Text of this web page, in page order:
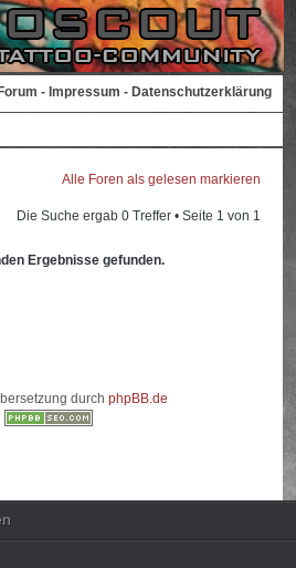
Forum - Impressum - Datenschutzerklärung
Alle Foren als gelesen markieren
Die Suche ergab 0 Treffer • Seite 1 von 1
Ergebnisse gefunden.
durch phpBB.de